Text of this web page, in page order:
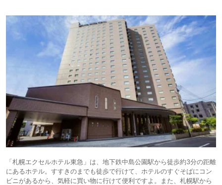
「札幌エクセルホテル東急」は、地下鉄中島公園駅から徒歩約3分の距離
にあるホテル。すすきのまでも徒歩で行けて、ホテルのすぐそばにコン
ビニがあるから、気軽に買い物に行けて便利ですよ。また、札幌駅から